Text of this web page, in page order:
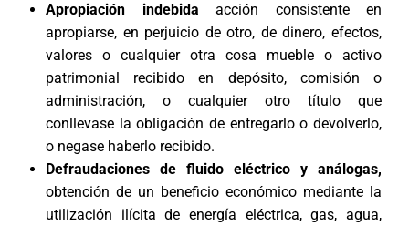
Apropiación indebida acción consistente en
apropiarse, en perjuicio de otro, de dinero, efectos,
valores o cualquier otra cosa mueble o activo
patrimonial recibido en depósito, comisión o
administración, o cualquier otro título que
conllevase la obligación de entregarlo o devolverlo,
o negase haberlo recibido.
Defraudaciones de fluido eléctrico y análogas,
obtención de un beneficio económico mediante la
utilización ilícita de energía eléctrica, gas, agua,